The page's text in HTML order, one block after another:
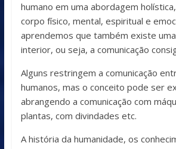
humano em uma abordagem
corpo físico, mental, espiritual e
aprendemos que também existe
interior, ou seja, a comunicação
Alguns restringem a comunicação
humanos, mas o con­ceito pode ser
abrangendo a comunicação com
plantas, com divindades etc.
A história da humanidade, os